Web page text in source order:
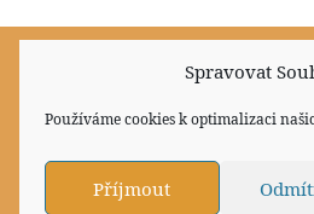
Spravovat
Používáme cookies k optimalizaci
Příjmout
Sociální